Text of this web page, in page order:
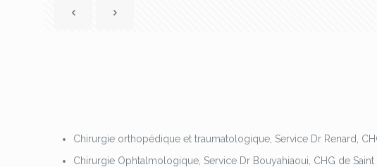
Chirurgie orthopédique et traumatologique, Service Dr Renard,
Chirurgie Ophtalmologique, Service Dr Bouyahiaoui, CHG de Saint